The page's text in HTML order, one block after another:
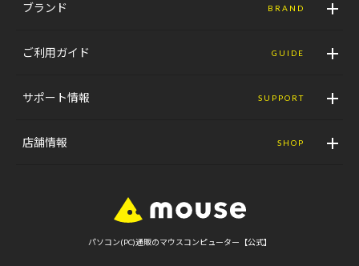
ブランド BRAND
ご利用ガイド GUIDE
サポート情報 SUPPORT
店舗情報 SHOP
パソコン(PC)通販のマウスコンピューター【公式】